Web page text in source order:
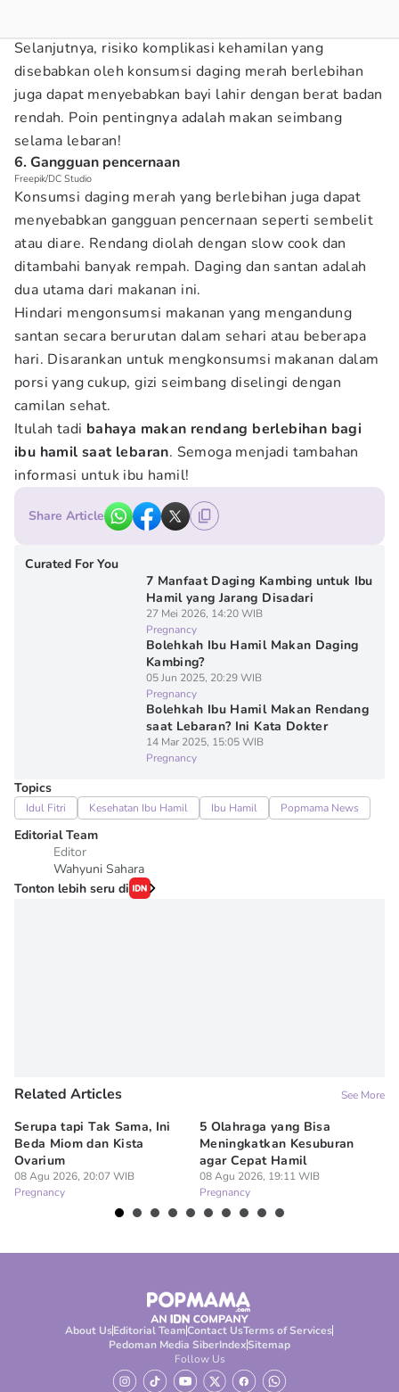
Selanjutnya, risiko komplikasi kehamilan yang
disebabkan oleh konsumsi daging merah berlebihan
juga dapat menyebabkan bayi lahir dengan berat badan
rendah. Poin pentingnya adalah makan seimbang
selama lebaran!
6. Gangguan pencernaan
Freepik/DC Studio
Konsumsi daging merah yang berlebihan juga dapat
menyebabkan gangguan pencernaan seperti sembelit
atau diare. Rendang diolah dengan slow cook dan
ditambahi banyak rempah. Daging dan santan adalah
dua utama dari makanan ini.
Hindari mengonsumsi makanan yang mengandung
santan secara berurutan dalam sehari atau beberapa
hari. Disarankan untuk mengkonsumsi makanan dalam
porsi yang cukup, gizi seimbang diselingi dengan
camilan sehat.
Itulah tadi bahaya makan rendang berlebihan bagi
ibu hamil saat lebaran. Semoga menjadi tambahan
informasi untuk ibu hamil!
Share Article
Curated For You
7 Manfaat Daging Kambing untuk Ibu
Hamil yang Jarang Disadari
27 Mei 2026, 14:20 WIB
Pregnancy
Bolehkah Ibu Hamil Makan Daging
Kambing?
05 Jun 2025, 20:29 WIB
Pregnancy
Bolehkah Ibu Hamil Makan Rendang
saat Lebaran? Ini Kata Dokter
14 Mar 2025, 15:05 WIB
Pregnancy
Topics
Idul Fitri Kesehatan Ibu Hamil Ibu Hamil Popmama News
Editorial Team
Editor
Wahyuni Sahara
Tonton lebih seru di
Related Articles See More
Serupa tapi Tak Sama, Ini
Beda Miom dan Kista
Ovarium
08 Agu 2026, 20:07 WIB
Pregnancy
5 Olahraga yang Bisa
Meningkatkan Kesuburan
agar Cepat Hamil
08 Agu 2026, 19:11 WIB
Pregnancy
About UsEditorial TeamContact UsTerms of Services
Pedoman Media SiberIndexSitemap
Follow Us